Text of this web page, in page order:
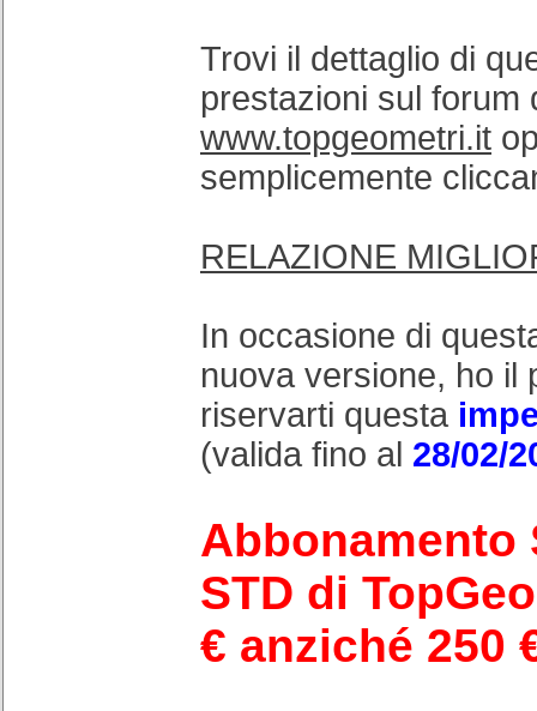
Trovi il dettaglio di
prestazioni sul forum
www.topgeometri.it
semplicemente
RELAZIONE
In occasione di
nuova versione, ho il
riservarti questa
(valida fino al 28/02/
Abbonamento
STD di
€ anziché 250